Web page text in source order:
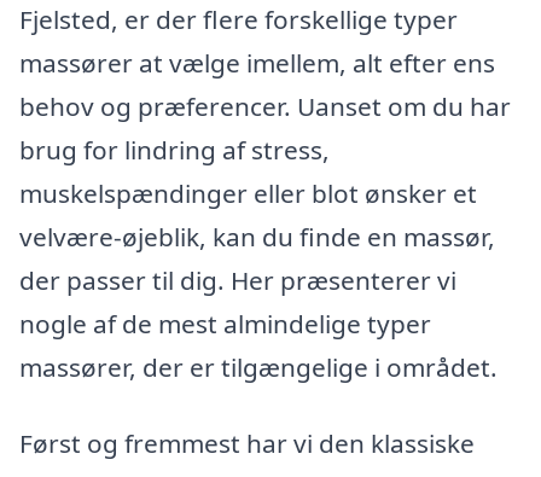
Fjelsted, er der flere forskellige typer
massører at vælge imellem, alt efter ens
behov og præferencer. Uanset om du har
brug for lindring af stress,
muskelspændinger eller blot ønsker et
velvære-øjeblik, kan du finde en massør,
der passer til dig. Her præsenterer vi
nogle af de mest almindelige typer
massører, der er tilgængelige i området.
Først og fremmest har vi den klassiske